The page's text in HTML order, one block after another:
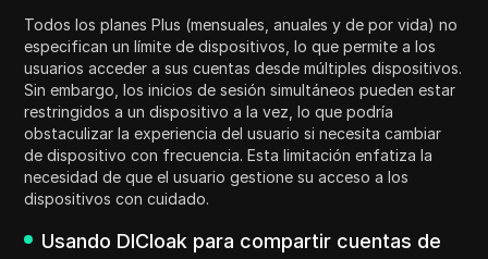
Todos los planes Plus (mensuales, anuales y de por vida) no
especifican un límite de dispositivos, lo que permite a los
usuarios acceder a sus cuentas desde múltiples dispositivos.
Sin embargo, los inicios de sesión simultáneos pueden estar
restringidos a un dispositivo a la vez, lo que podría
obstaculizar la experiencia del usuario si necesita cambiar
de dispositivo con frecuencia. Esta limitación enfatiza la
necesidad de que el usuario gestione su acceso a los
dispositivos con cuidado.
Usando DICloak para compartir cuentas de